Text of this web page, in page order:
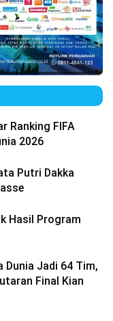
Ranking FIFA
2026
Putri Dakka
Hasil Program
Dunia Jadi 64 Tim,
Final Kian